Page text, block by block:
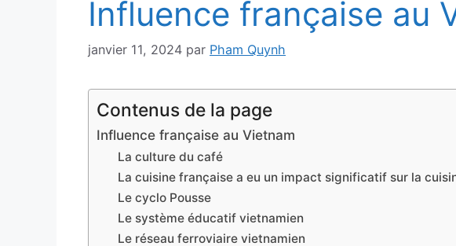
Influence française au
janvier 11, 2024 par Pham Quynh
Contenus de la page
Influence française au Vietnam
La culture du café
La cuisine française a eu un impact significatif sur la
Le cyclo Pousse
Le système éducatif vietnamien
Le réseau ferroviaire vietnamien